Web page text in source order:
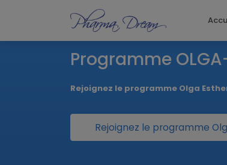
Programme
Rejoignez le programme Olga
Rejoignez le programme